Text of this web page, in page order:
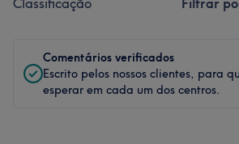
Classificação Filtrar
Comentários verificados
Escrito pelos nossos clientes, para
esperar em cada um dos centros.